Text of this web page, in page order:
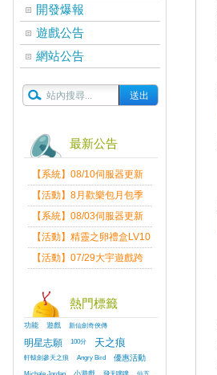
開發爆報
遊戲公告
網站公告
最新公告
【系統】08/10伺服器更新
維護公告
【活動】8月歡樂包月包季
送
【系統】08/03伺服器更新
維護公告
【活動】精靈之卵禮盒LV10
限量發送中
【活動】07/29大宇遊戲跨
熱門標籤
功能 遊戲 新仙劍奇俠傳
明星志願 100分 天之痕
軒轅劍參天之痕 Angry Bird 優惠活動
Michale Jordan 小遊戲 飛天噗噗
仙五